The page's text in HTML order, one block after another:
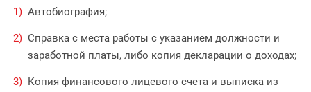
Автобиография;
Справка с места работы с указанием должности и
заработной платы, либо копия декларации о доходах;
Копия финансового лицевого счета и выписка из